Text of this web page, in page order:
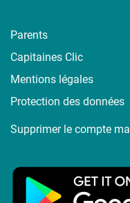
Parents
Capitaines Clic
Mentions légales
Protection des données
Supprimer le compte